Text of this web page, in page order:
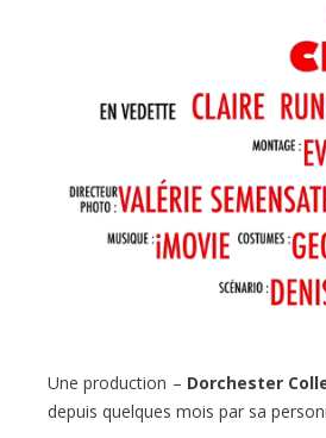
Une production – Dorchester
depuis quelques mois par sa